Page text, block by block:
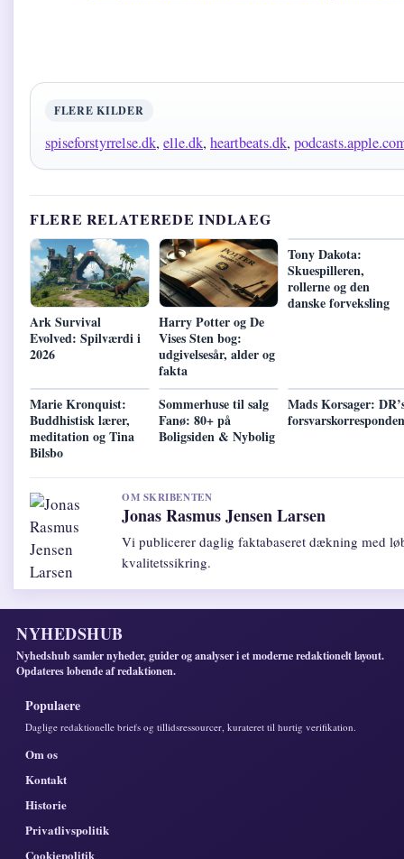
FLERE KILDER
spiseforstyrrelse.dk, elle.dk, heartbeats.dk,
FLERE RELATEREDE INDLAEG
Ark Survival
Evolved: Spilværdi i
2026
Harry Potter og De
Vises Sten bog:
udgivelsesår, alder og
fakta
Tony Dakota:
Skuespilleren,
rollerne og den
danske forveksling
Marie Kronquist:
Buddhistisk lærer,
meditation og Tina
Bilsbo
Sommerhuse til salg
Fanø: 80+ på
Boligsiden & Nybolig
Mads Korsager:
OM SKRIBENTEN
Jonas Rasmus Jensen Larsen
Vi publicerer daglig faktabaseret dækning med
kvalitetssikring.
NYHEDSHUB
Nyhedshub samler nyheder, guider og analyser i et moderne redaktionelt layout.
Opdateres lobende af redaktionen.
Populaere
Daglige redaktionelle briefs og tillidsressourcer, kurateret til hurtig verifikation.
Om os
Kontakt
Historie
Privatlivspolitik
Cookiepolitik